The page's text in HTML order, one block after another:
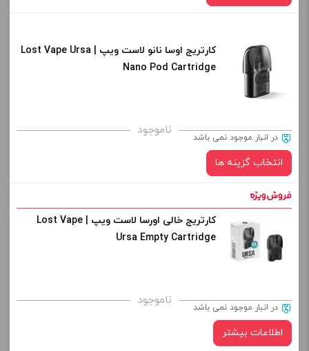
+
رنگ:
gunmetal / crocodile leather
برای فعال شدن سبد خرید و نمایش قیمت ، گزینه های محصول را
از کادر بالا انتخاب کنید.
افزودن به سبد خرید
کارتریج اوسا نانو لاست ویپ | Lost Vape Ursa
Nano Pod Cartridge
ناموجود در انبار موجود نمی باشد
انتخاب گزینه ها
نوع کویل :
برای فعال شدن سبد خرید و نمایش قیمت ، گزینه های محصول را
از کادر بالا انتخاب کنید.
+
کارتریج خالی اورسا لاست ویپ | Lost Vape
Ursa Empty Cartridge
ناموجود در انبار موجود نمی باشد
اطلاعات بیشتر